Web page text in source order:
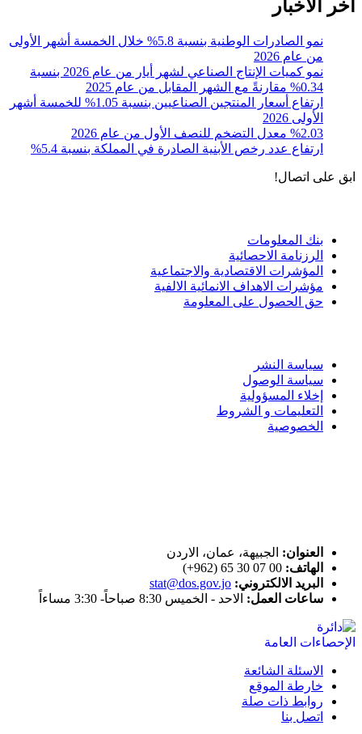
آخر الأخبار
نمو الصادرات الوطنية بنسبة 5.8% خلال الخمسة أشهر الأولى
من عام 2026
نمو كميات الإنتاج الصناعي لشهر أيار من عام 2026 بنسبة
0.34% مقارنةً مع الشهر المقابل من عام 2025
ارتفاع أسعار المنتجين الصناعيين بنسبة 1.05% للخمسة أشهر
الأولى 2026
%2.03 معدل التضخم للنصف الأول من عام 2026
ارتفاع عدد رخص الأبنية الصادرة في المملكة بنسبة 5.4%
ابق على اتصال!
بنك المعلومات
الرزنامة الاحصائية
المؤشرات الاقتصادية والاجتماعية
مؤشرات الاهداف الانمائية الالفية
حق الحصول على المعلومة
سياسة النشر
سياسة الوصول
إخلاء المسؤولية
التعليمات و الشروط
الخصوصية
العنوان: الجبيهة، عمان، الاردن
الهاتف: 00 07 30 65 (962+)
البريد الالكتروني: stat@dos.gov.jo
ساعات العمل: الاحد - الخميس 8:30 صباحاً- 3:30 مساءاً
الاسئلة الشائعة
خارطة الموقع
روابط ذات صلة
اتصل بنا